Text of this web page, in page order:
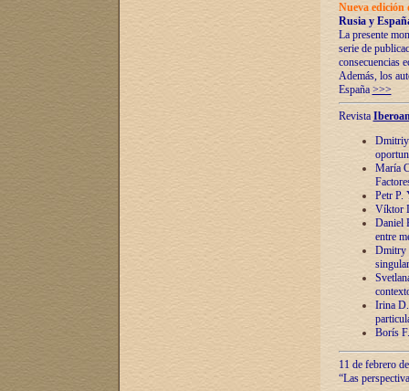
Nueva
Rusia y
La presente
serie de
consecuencias
Además, los
España >>>
Revista
Dmitriy
María
Petr P.
Víktor
Daniel
entre
Dmitry
Irina
Borís
11 de febrero
“Las